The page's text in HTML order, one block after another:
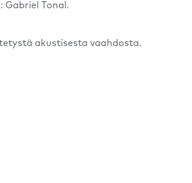
Gabriel Tonal.
akustisesta vaahdosta.